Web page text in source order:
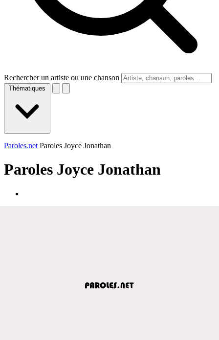
Rechercher un artiste ou une chanson
Thématiques
Paroles.net Paroles Joyce Jonathan
Paroles Joyce Jonathan